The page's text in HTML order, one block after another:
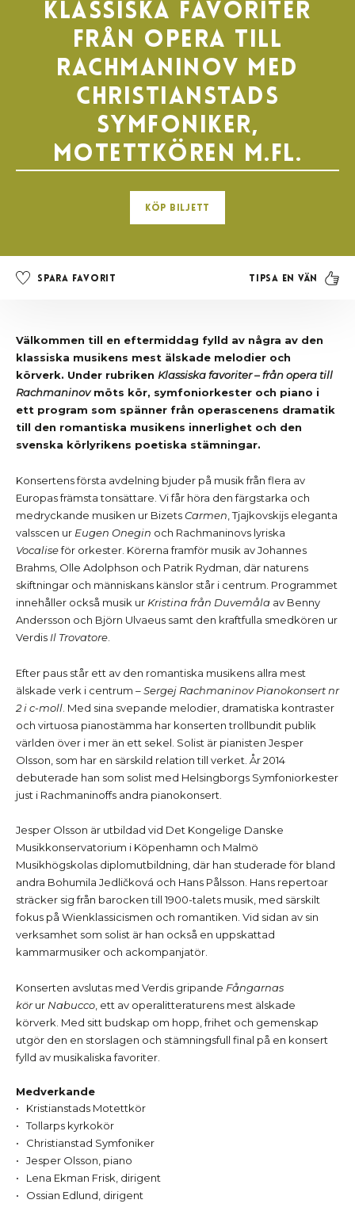
Klassiska favoriter
från opera till
Rachmaninov med
Christianstads
Symfoniker,
Motettkören m.fl.
Köp biljett
Spara favorit Tipsa en vän
Välkommen till en eftermiddag fylld av några av den
klassiska musikens mest älskade melodier och
körverk. Under rubriken Klassiska favoriter – från opera till
Rachmaninovmöts kör, symfoniorkester och piano i
ett program som spänner från operascenens dramatik
till den romantiska musikens innerlighet och den
svenska körlyrikens poetiska stämningar.
Konsertens första avdelning bjuder på musik från flera av
Europas främsta tonsättare. Vi får höra den färgstarka och
medryckande musiken ur BizetsCarmen , Tjajkovskijs eleganta
valsscen ur Eugen Onegin och Rachmaninovs lyriska
Vocaliseför orkester. Körerna framför musik av Johannes
Brahms, Olle Adolphson och Patrik Rydman, där naturens
skiftningar och människans känslor står i centrum. Programmet
innehåller också musik ur Kristina från Duvemåla av Benny
Andersson och Björn Ulvaeus samt den kraftfulla smedkören ur
Verdis Il Trovatore
Efter paus står ett av den romantiska musikens allra mest
älskade verk i centrum – Sergej Rachmaninov Pianokonsert nr
2 i c-moll . Med sina svepande melodier, dramatiska kontraster
och virtuosa pianostämma har konserten trollbundit publik
världen över i mer än ett sekel. Solist är pianisten Jesper
Olsson, som har en särskild relation till verket. År 2014
debuterade han som solist med Helsingborgs Symfoniorkester
just i Rachmaninoffs andra pianokonsert.
Jesper Olsson är utbildad vid Det Kongelige Danske
Musikkonservatorium i Köpenhamn och Malmö
Musikhögskolas diplomutbildning, där han studerade för bland
andra Bohumila Jedličková och Hans Pålsson. Hans repertoar
sträcker sig från barocken till 1900-talets musik, med särskilt
fokus på Wienklassicismen och romantiken. Vid sidan av sin
verksamhet som solist är han också en uppskattad
kammarmusiker och ackompanjatör.
Konserten avslutas med Verdis gripande Fångarnas
körur Nabucco , ett av operalitteraturens mest älskade
körverk. Med sitt budskap om hopp, frihet och gemenskap
utgör den en storslagen och stämningsfull final på en konsert
fylld av musikaliska favoriter.
Medverkande
Kristianstads Motettkör
Tollarps kyrkokör
Christianstad Symfoniker
Jesper Olsson, piano
Lena Ekman Frisk, dirigent
Ossian Edlund, dirigent